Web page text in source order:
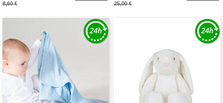
8,60 € 25,00 €